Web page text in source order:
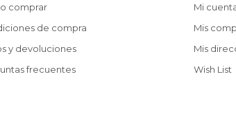
comprar
de compra
y devoluciones
frecuentes
Mi
Mis
Mis
Wish List